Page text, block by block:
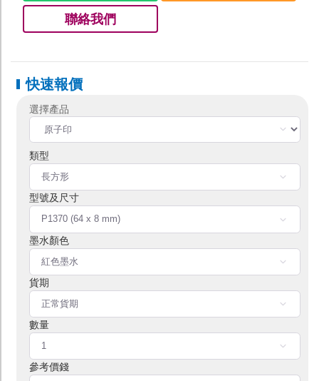
防水貼紙
零售專區
零售-紙箱及包裝
選舉印刷/選舉噴畫
展覽會印刷
學校印刷專區
本地知名創作品牌
及插畫師聯乘系列
服 務
T shirt 訂製
T 恤定製 | 潮 T 發售
聯絡我們
快速報價